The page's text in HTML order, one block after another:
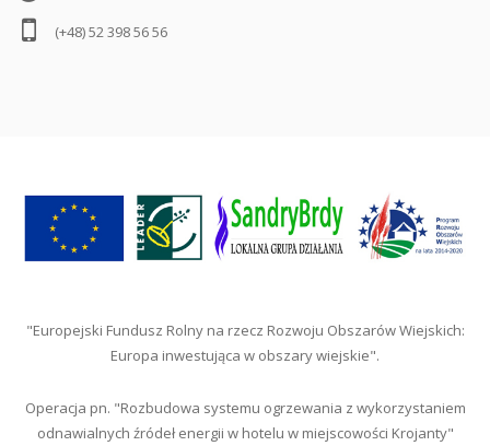
(+48) 52 398 56 56
"Europejski Fundusz Rolny na rzecz Rozwoju Obszarów Wiejskich:
Europa inwestująca w obszary wiejskie".
Operacja pn. "Rozbudowa systemu ogrzewania z wykorzystaniem
odnawialnych źródeł energii w hotelu w miejscowości Krojanty"